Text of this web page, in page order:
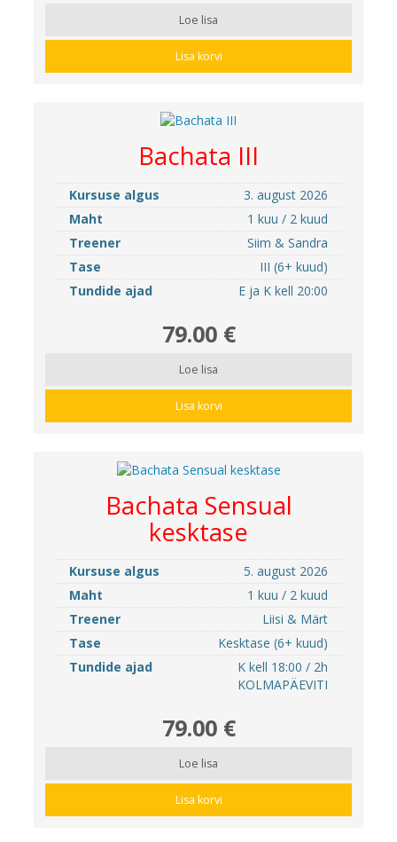
Loe lisa
Lisa korvi
Bachata III
Kursuse algus
3. august 2026
Maht
1 kuu / 2 kuud
Treener
Siim & Sandra
Tase
III (6+ kuud)
Tundide ajad
E ja K kell 20:00
79.00 €
Loe lisa
Lisa korvi
Bachata Sensual
kesktase
Kursuse algus
5. august 2026
Maht
1 kuu / 2 kuud
Treener
Liisi & Märt
Tase
Kesktase (6+ kuud)
Tundide ajad
K kell 18:00 / 2h
KOLMAPÄEVITI
79.00 €
Loe lisa
Lisa korvi